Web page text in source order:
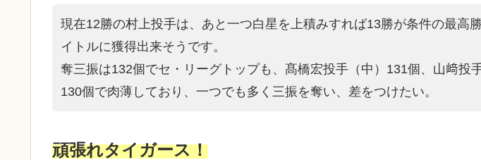
現在12勝の村上投手は、あと一つ白星を上積みすれば13勝が条件の最高
イトルに獲得出来そうです。
奪三振は132個でセ・リーグトップも、髙橋宏投手（中）131個、山﨑投手
130個で肉薄しており、一つでも多く三振を奪い、差をつけたい。
頑張れタイガース！